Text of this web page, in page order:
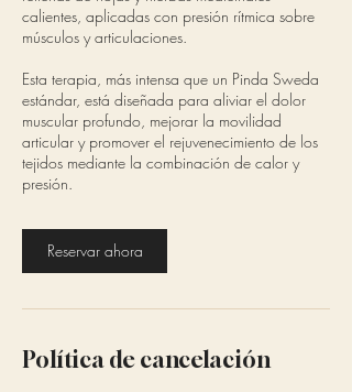
calientes, aplicadas con presión rítmica sobre
músculos y articulaciones.
Esta terapia, más intensa que un Pinda Sweda
estándar, está diseñada para aliviar el dolor
muscular profundo, mejorar la movilidad
articular y promover el rejuvenecimiento de los
tejidos mediante la combinación de calor y
presión.
Reservar ahora
Política de cancelación